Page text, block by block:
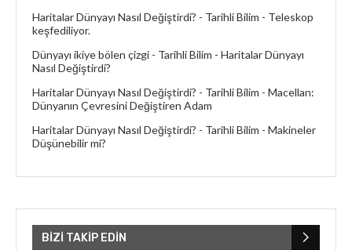
Haritalar Dünyayı Nasıl Değiştirdi? - Tarihli Bilim - Teleskop
keşfediliyor.
Dünyayı ikiye bölen çizgi - Tarihli Bilim - Haritalar Dünyayı
Nasıl Değiştirdi?
Haritalar Dünyayı Nasıl Değiştirdi? - Tarihli Bilim - Macellan:
Dünyanın Çevresini Değiştiren Adam
Haritalar Dünyayı Nasıl Değiştirdi? - Tarihli Bilim - Makineler
Düşünebilir mi?
BIZI TAKIP EDIN